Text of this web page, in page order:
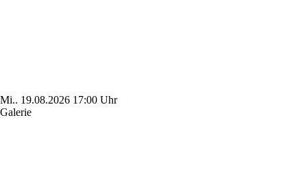
Mi.. 19.08.2026 17:00 Uhr
Galerie